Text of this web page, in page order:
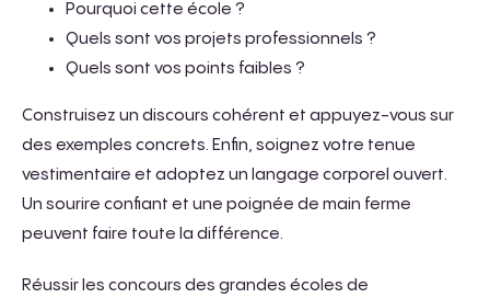
Pourquoi cette école ?
Quels sont vos projets professionnels ?
Quels sont vos points faibles ?
Construisez un discours cohérent et appuyez-vous sur
des exemples concrets. Enfin, soignez votre tenue
vestimentaire et adoptez un langage corporel ouvert.
Un sourire confiant et une poignée de main ferme
peuvent faire toute la différence.
Réussir les concours des grandes écoles de